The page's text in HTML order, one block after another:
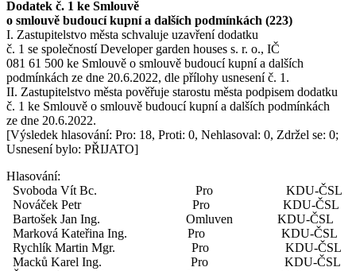
Dodatek č. 1 ke Smlouvě
o smlouvě budoucí kupní a dalších podmínkách (223)
I. Zastupitelstvo města schvaluje uzavření dodatku
č. 1 se společností Developer garden houses s. r. o., IČ
081 61 500 ke Smlouvě o smlouvě budoucí kupní a dalších
podmínkách ze dne 20.6.2022, dle přílohy usnesení č. 1.
II. Zastupitelstvo města pověřuje starostu města podpisem dodatku
č. 1 ke Smlouvě o smlouvě budoucí kupní a dalších podmínkách
ze dne 20.6.2022.
[Výsledek hlasování: Pro: 18, Proti: 0, Nehlasoval: 0, Zdržel se: 0;
Usnesení bylo: PŘIJATO]
Hlasování:
Svoboda Vít Bc. Pro KDU-ČSL
Nováček Petr Pro KDU-ČSL
Bartošek Jan Ing. Omluven KDU-ČSL
Marková Kateřina Ing. Pro KDU-ČSL
Rychlík Martin Mgr. Pro KDU-ČSL
Macků Karel Ing. Pro KDU-ČSL